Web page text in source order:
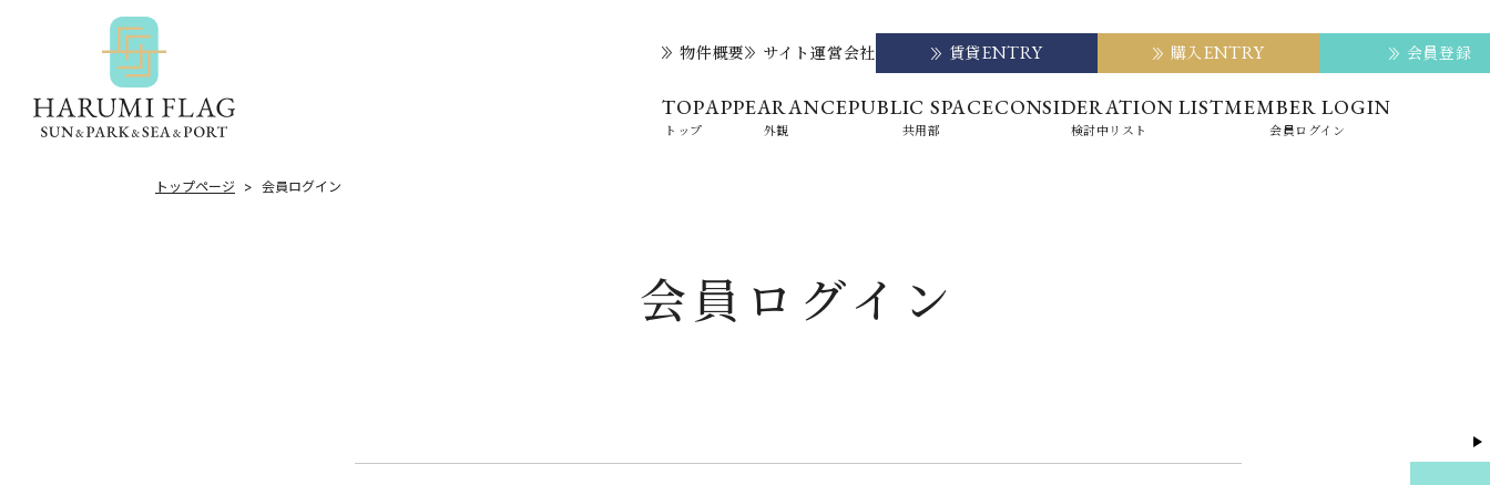
物件概要 サイト運営会社 賃貸ENTRY 購入ENTRY 会員登録
TOP
トップ
APPEARANCE
外観
PUBLIC SPACE
共用部
CONSIDERATION LIST
検討中リスト
MEMBER LOGIN
会員ログイン
トップページ 会員ログイン
会員ログイン